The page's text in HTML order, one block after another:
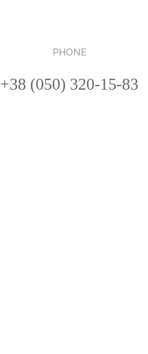
PHONE
+38 (050) 320-15-83